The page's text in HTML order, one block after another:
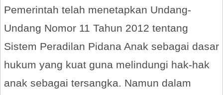
Pemerintah telah menetapkan Undang-
Undang Nomor 11 Tahun 2012 tentang
Sistem Peradilan Pidana Anak sebagai dasar
hukum yang kuat guna melindungi hak-hak
anak sebagai tersangka. Namun dalam